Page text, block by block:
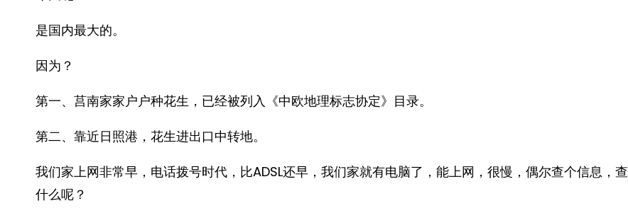
是国内最大的。
因为？
第一、莒南家家户户种花生，已经被列入《中欧地理标志协定》目录。
第二、靠近日照港，花生进出口中转地。
我们家上网非常早，电话拨号时代，比ADSL还早，我们家就有电脑了，能上网，很慢，偶尔查个信息，查
什么呢？